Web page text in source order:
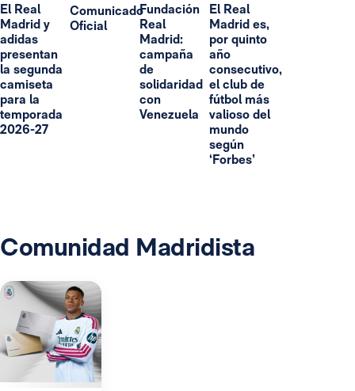
El Real
Madrid y
adidas
presentan
la segunda
camiseta
para la
temporada
2026-27
Comunicado
Oficial
Fundación
Real
Madrid:
campaña
de
solidaridad
con
Venezuela
El Real
Madrid es,
por quinto
año
consecutivo,
el club de
fútbol más
valioso del
mundo
según
‘Forbes’
Comunidad Madridista